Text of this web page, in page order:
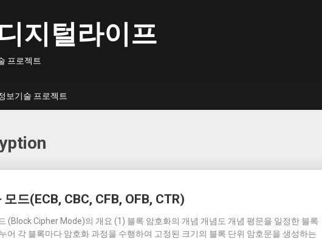
지털라이프
프로젝트
보기술 프로젝트
드(ECB, CBC, CFB, OFB, CTR)
(Block Cipher Mode)의 개요 (1) 블록 암호화의 개념 개념도 개념 평문을 일정한 블록
어 각 블록마다 암호화 과정을 수행하여 고정된 크기의 블록 단위 암호문을 생성하는